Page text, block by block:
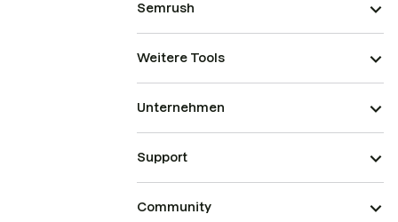
Semrush
Weitere Tools
Unternehmen
Support
Community